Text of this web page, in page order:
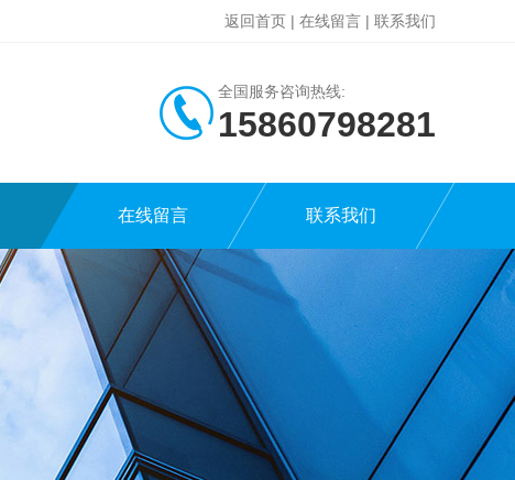
返回首页 | 在线留言 | 联系我们
全国服务咨询热线:
15860798281
在线留言 联系我们